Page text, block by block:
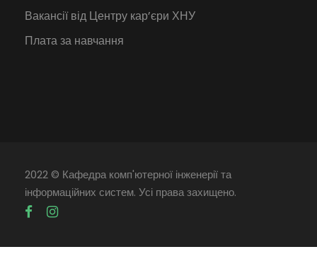
Вакансії від Центру кар’єри ХНУ
Плата за навчання
2022 © Кафедра комп'ютерної інженерії та
інформаційних систем. Усі права захищено.